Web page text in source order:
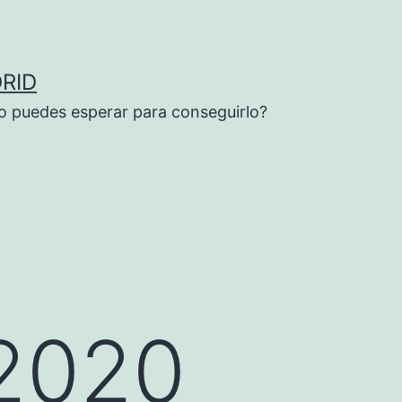
puedes esperar para conseguirlo?